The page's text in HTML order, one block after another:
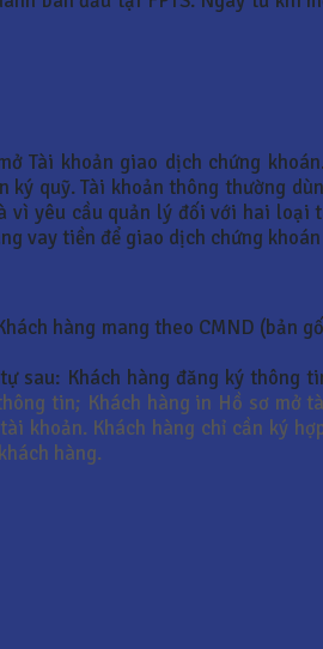
Tài khoản giao dịch chứng
quỹ. Tài khoản thông thường
yêu cầu quản lý đối với hai loại
vay tiền để giao dịch chứng
hàng mang theo CMND (bản
sau: Khách hàng đăng ký thông
tin; Khách hàng in Hồ sơ mở
khoản. Khách hàng chỉ cần ký
hàng.